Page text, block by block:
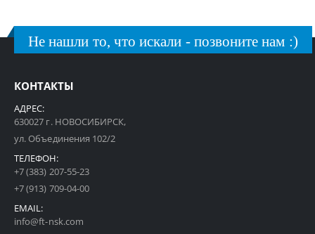
Не нашли то, что искали - позвоните нам :)
КОНТАКТЫ
АДРЕС:
630027 г. НОВОСИБИРСК,
ул. Объединения 102/2
ТЕЛЕФОН:
+7 (383) 207-55-23
+7 (913) 709-04-00
EMAIL:
info@ft-nsk.com